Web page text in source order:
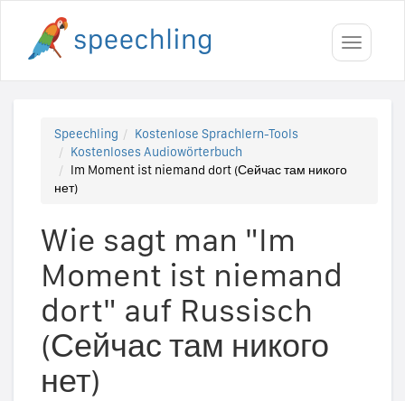
Toggle
Speechling
Kostenlose Sprachlern-Tools
Kostenloses Audiowörterbuch
Im Moment ist niemand dort (Сейчас там никого
нет)
Wie sagt man "Im
Moment ist niemand
dort" auf Russisch
(Сейчас там никого
нет)